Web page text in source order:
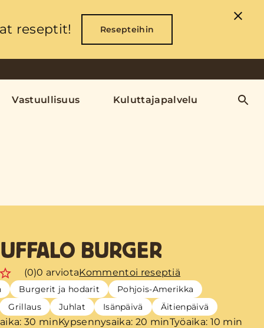
reseptit! Resepteihin
Vastuullisuus Kuluttajapalvelu
BURGER
(0)0 arviotaKommentoi reseptiä
Burgerit ja hodarit
Pohjois-Amerikka
Grillaus
Juhlat Isänpäivä Äitienpäivä
30 minKypsennysaika: 20 minTyöaika: 10 min